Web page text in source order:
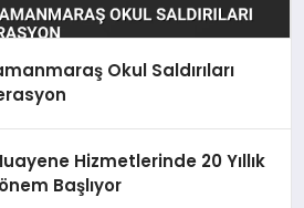
Okul Saldırıları
Hizmetlerinde 20 Yıllık
Başlıyor